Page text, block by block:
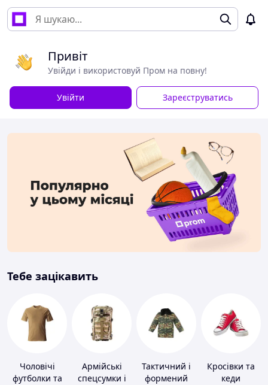
Привіт
Увійди і використовуй Пром на повну!
Увійти Зареєструватись
Тебе зацікавить
Чоловічі
футболки та
Армійські
спецсумки і
Тактичний і
формений
Кросівки та
кеди